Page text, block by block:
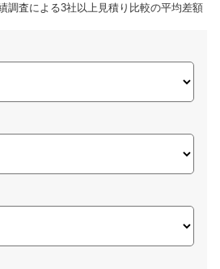
調査による3社以上見積り比較の平均差額